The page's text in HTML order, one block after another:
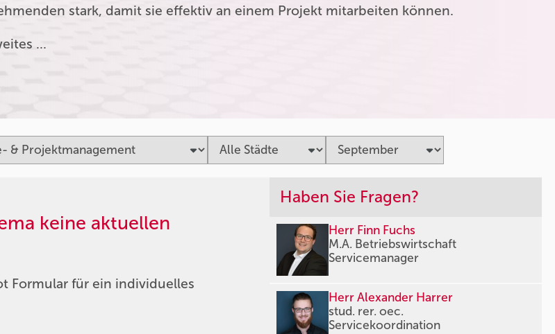
stark, damit sie effektiv an einem Projekt mitarbeiten können.
…
keine aktuellen
Formular für ein individuelles
Haben Sie Fragen?
Herr Finn Fuchs
M.A. Betriebswirtschaft
Servicemanager
Herr Alexander Harrer
stud. rer. oec.
Servicekoordination